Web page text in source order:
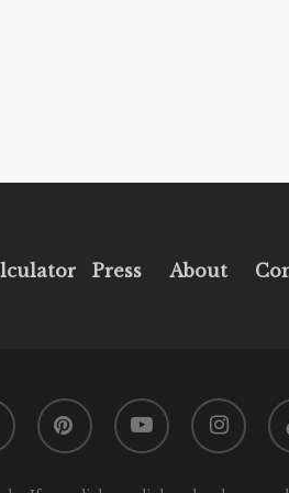
Press About
pinterest youtube instagram